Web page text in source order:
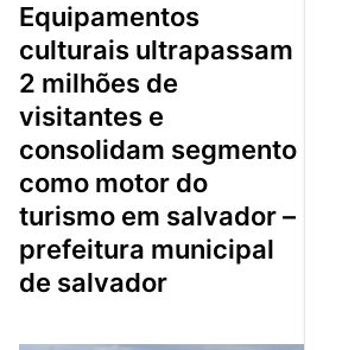
equipamentos
culturais ultrapassam
2 milhões de
visitantes e
consolidam segmento
como motor do
turismo em salvador –
prefeitura municipal
de salvador